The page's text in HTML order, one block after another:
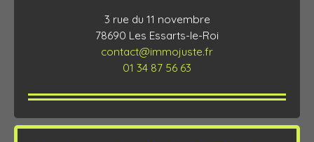
3 rue du 11 novembre
78690 Les Essarts-le-Roi
contact@immojuste.fr
01 34 87 56 63